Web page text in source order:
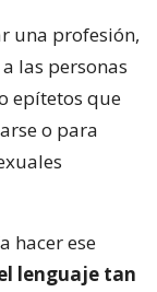
una profesión,
las personas
epítetos que
o para
hacer ese
lenguaje tan